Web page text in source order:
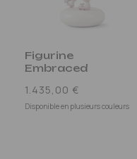
Figurine
Embraced
Prix
habituel
1.435,00 €
Disponible en plusieurs couleurs